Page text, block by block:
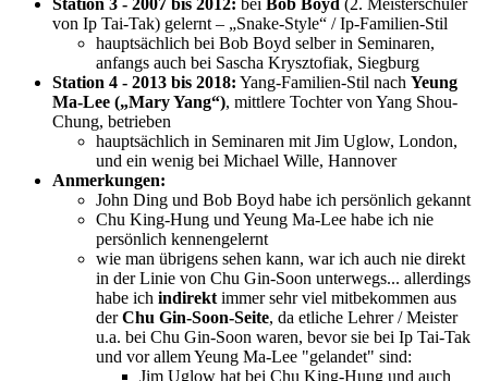
Station 3 - 2007 bis 2012: bei Bob Boyd (2. Meisterschüler
von Ip Tai-Tak) gelernt – „Snake-Style“ / Ip-Familien-Stil
hauptsächlich bei Bob Boyd selber in Seminaren,
anfangs auch bei Sascha Krysztofiak, Siegburg
Station 4 - 2013 bis 2018: Yang-Familien-Stil nach Yeung
Ma-Lee („Mary Yang“), mittlere Tochter von Yang Shou-
Chung, betrieben
hauptsächlich in Seminaren mit Jim Uglow, London,
und ein wenig bei Michael Wille, Hannover
Anmerkungen:
John Ding und Bob Boyd habe ich persönlich gekannt
Chu King-Hung und Yeung Ma-Lee habe ich nie
persönlich kennengelernt
wie man übrigens sehen kann, war ich auch nie direkt
in der Linie von Chu Gin-Soon unterwegs... allerdings
habe ich indirekt immer sehr viel mitbekommen aus
derChu Gin-Soon-Seite, da etliche Lehrer / Meister
u.a. bei Chu Gin-Soon waren, bevor sie bei Ip Tai-Tak
und vor allem Yeung Ma-Lee "gelandet" sind:
Jim Uglow hat bei Chu King-Hung und auch